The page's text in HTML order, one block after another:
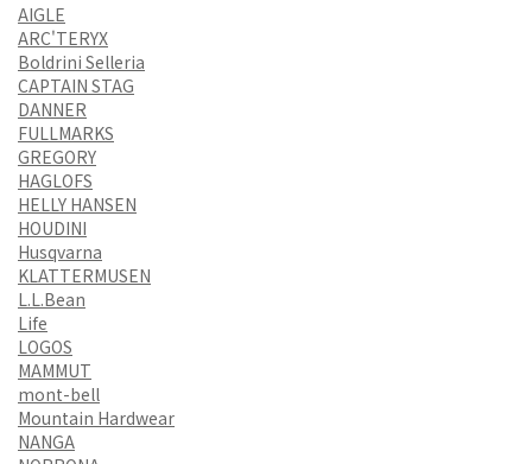
AIGLE
ARC'TERYX
Boldrini Selleria
CAPTAIN STAG
DANNER
FULLMARKS
GREGORY
HAGLOFS
HELLY HANSEN
HOUDINI
Husqvarna
KLATTERMUSEN
L.L.Bean
Life
LOGOS
MAMMUT
mont-bell
Mountain Hardwear
NANGA